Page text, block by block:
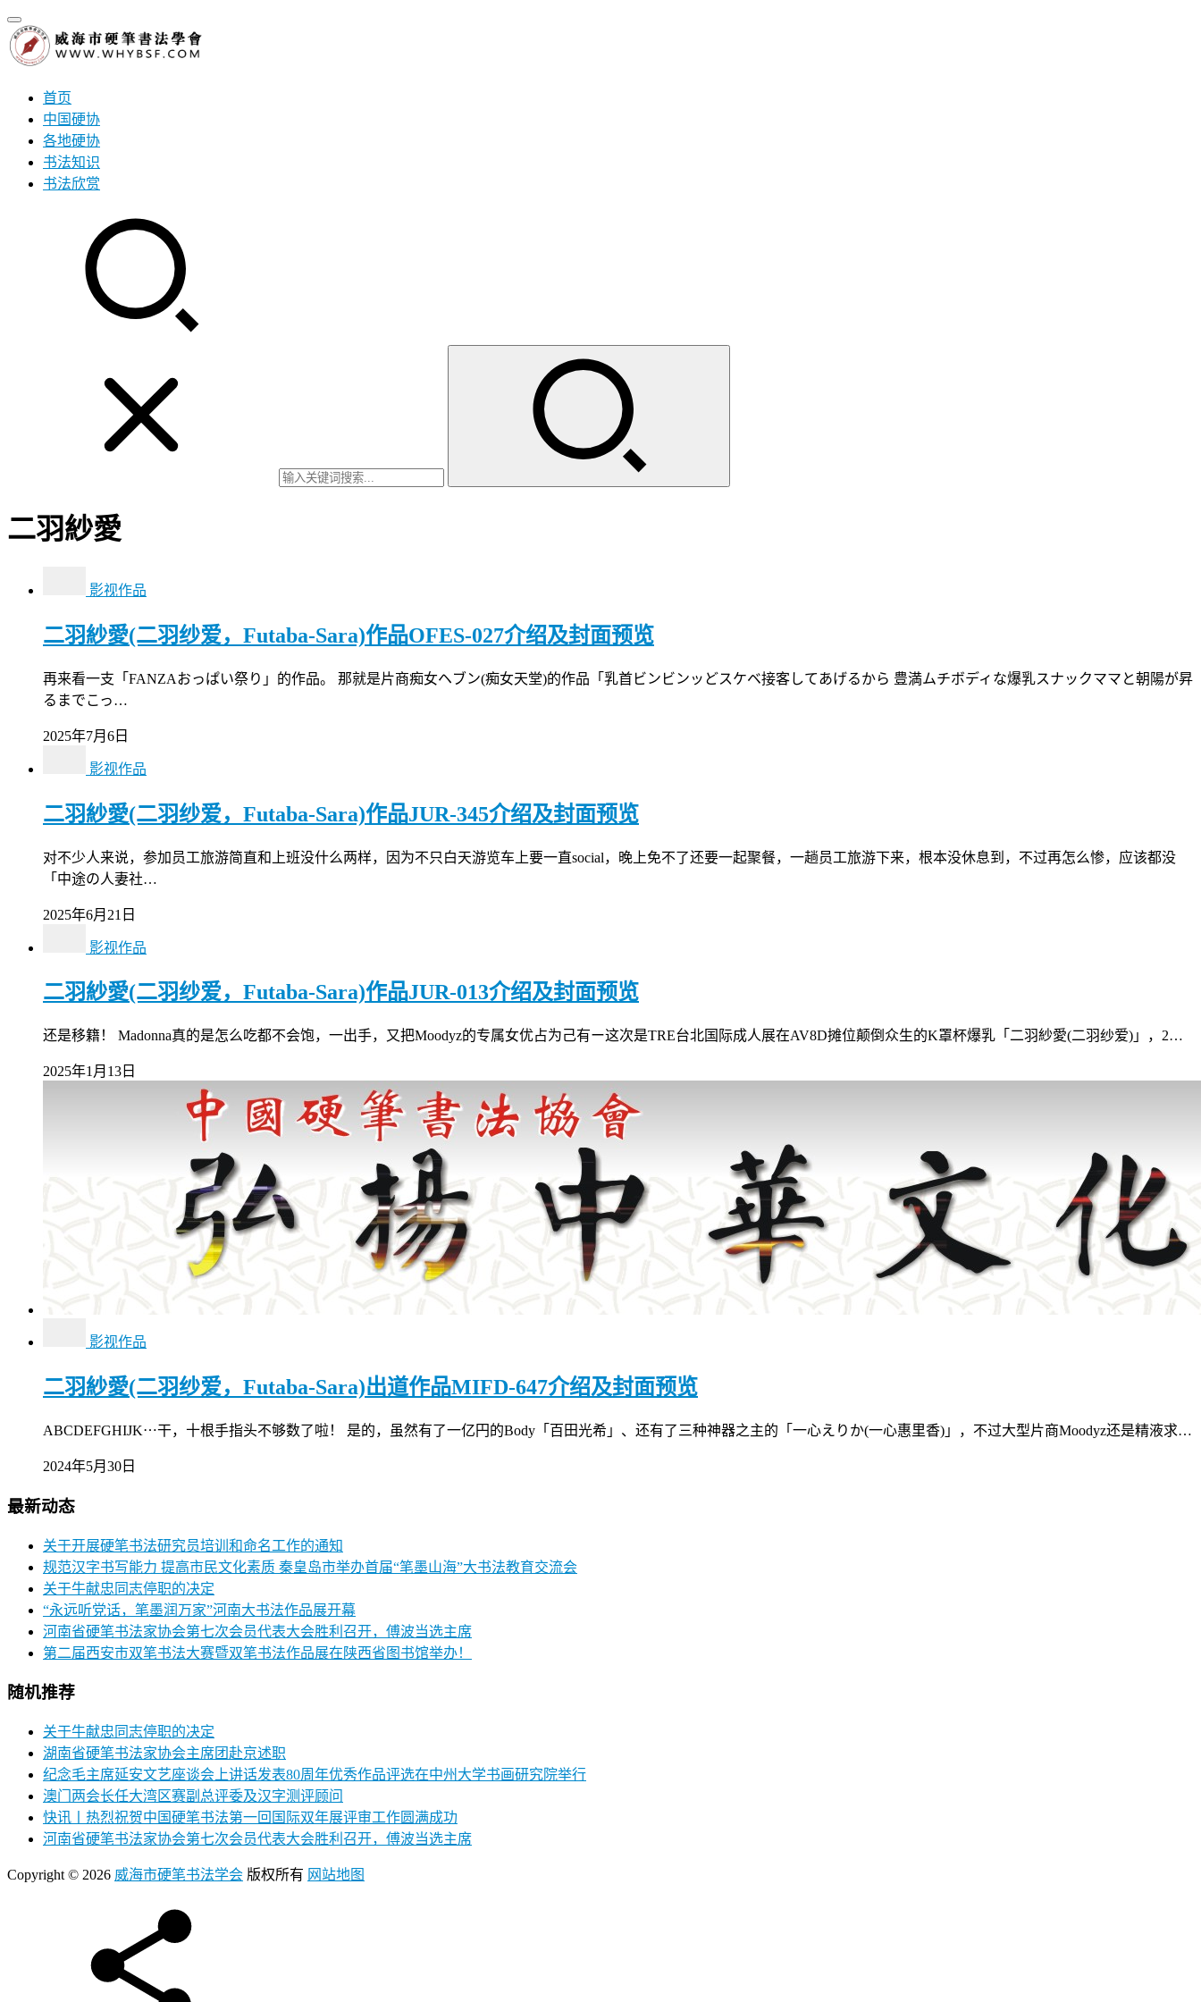
首页
中国硬协
各地硬协
书法知识
书法欣赏
二羽紗愛
影视作品
二羽紗愛(二羽纱爱，Futaba-Sara)作品OFES-027介绍及封面预览
再来看一支「FANZAおっぱい祭り」的作品。 那就是片商痴女ヘブン(痴女天堂)的作品「乳首ビンビンッどスケベ接客してあげるから 豊満ムチボディな爆乳スナックママと朝陽が昇
るまでこっ…
2025年7月6日
影视作品
二羽紗愛(二羽纱爱，Futaba-Sara)作品JUR-345介绍及封面预览
对不少人来说，参加员工旅游简直和上班没什么两样，因为不只白天游览车上要一直social，晚上免不了还要一起聚餐，一趟员工旅游下来，根本没休息到，不过再怎么惨，应该都没
「中途の人妻社…
2025年6月21日
影视作品
二羽紗愛(二羽纱爱，Futaba-Sara)作品JUR-013介绍及封面预览
还是移籍！ Madonna真的是怎么吃都不会饱，一出手，又把Moodyz的专属女优占为己有ー这次是TRE台北国际成人展在AV8D摊位颠倒众生的K罩杯爆乳「二羽紗愛(二羽纱爱)」，2…
2025年1月13日
影视作品
二羽紗愛(二羽纱爱，Futaba-Sara)出道作品MIFD-647介绍及封面预览
ABCDEFGHIJK⋯干，十根手指头不够数了啦！ 是的，虽然有了一亿円的Body「百田光希」、还有了三种神器之主的「一心えりか(一心惠里香)」，不过大型片商Moodyz还是精液求…
2024年5月30日
最新动态
关于开展硬笔书法研究员培训和命名工作的通知
规范汉字书写能力 提高市民文化素质 秦皇岛市举办首届“笔墨山海”大书法教育交流会
关于牛献忠同志停职的决定
“永远听党话，笔墨润万家”河南大书法作品展开幕
河南省硬笔书法家协会第七次会员代表大会胜利召开，傅波当选主席
第二届西安市双笔书法大赛暨双笔书法作品展在陕西省图书馆举办！
随机推荐
关于牛献忠同志停职的决定
湖南省硬笔书法家协会主席团赴京述职
纪念毛主席延安文艺座谈会上讲话发表80周年优秀作品评选在中州大学书画研究院举行
澳门两会长任大湾区赛副总评委及汉字测评顾问
快讯丨热烈祝贺中国硬笔书法第一回国际双年展评审工作圆满成功
河南省硬笔书法家协会第七次会员代表大会胜利召开，傅波当选主席
Copyright © 2026 威海市硬笔书法学会 版权所有 网站地图